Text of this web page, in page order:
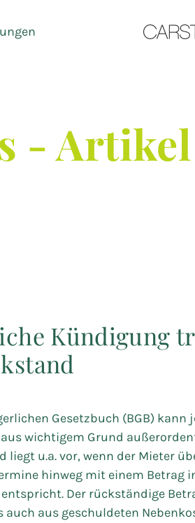
- Artikel
Kündigung
Gesetzbuch (BGB) kann
wichtigem Grund
liegt u.a. vor, wenn der Mieter
hinweg mit einem Betrag
Der rückständige
auch aus geschuldeten